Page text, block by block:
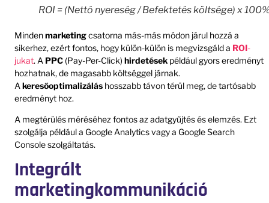
ROI = (Nettó nyereség / Befektetés költsége) x
Mindenmarketingcsatorna más-más módon járul hozzá a
sikerhez, ezért fontos, hogy külön-külön is megvizsgáld a ROI-
jukat. A PPC (Pay-Per-Click) hirdetések például gyors eredményt
hozhatnak, de magasabb költséggel járnak.
Akeresőoptimalizálás hosszabb távon térül meg, de tartósabb
eredményt hoz.
A megtérülés méréséhez fontos az adatgyűjtés és elemzés. Ezt
szolgálja például a Google Analytics vagy a Google Search
Console szolgáltatás.
Integrált
marketingkommunikáció